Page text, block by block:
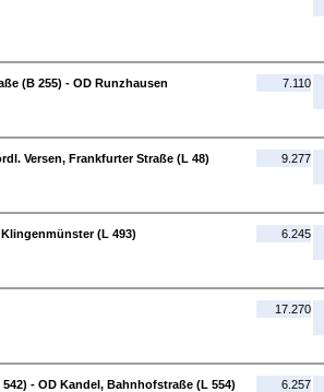
(B 255) - OD Runzhausen
7.110
Versen, Frankfurter Straße (L 48)
9.277
(L 493)
6.245
17.270
- OD Kandel, Bahnhofstraße (L 554)
6.257